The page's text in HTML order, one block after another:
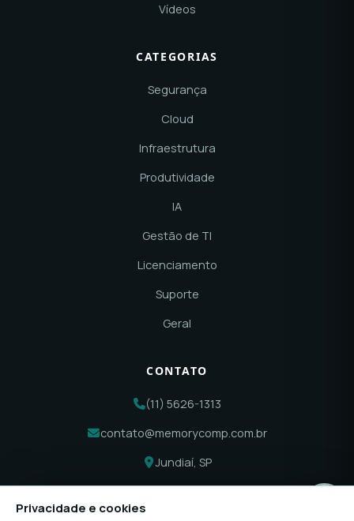
Vídeos
CATEGORIAS
Segurança
Cloud
Infraestrutura
Produtividade
IA
Gestão de TI
Licenciamento
Suporte
Geral
CONTATO
(11) 5626-1313
contato@memorycomp.com.br
Jundiaí, SP
Privacidade e cookies